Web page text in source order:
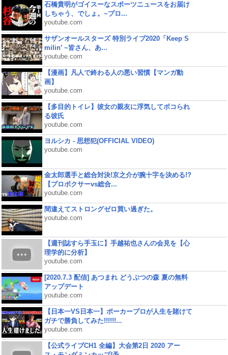
石橋貴明がゴイスーなスポーツニュースをお届け
しちゃう、でしょ。~プロ...
youtube.com
サザンオールスターズ 特別ライブ2020「Keep S
milin’ ~皆さん、あ...
youtube.com
【漫画】凡人で終わる人の悪い習慣【マンガ動
画】
youtube.com
【多目的トイレ】彼女の親友に浮気してボコられ
る彼氏
youtube.com
ヨルシカ - 思想犯(OFFICIAL VIDEO)
youtube.com
金太郎選手と総合対決!京之介が腕十字を決める!?
【プロボクサーvs総合...
youtube.com
間違えてストロングゼロ買い過ぎた。
youtube.com
【週刊誌すら手玉に】手越祐也さんの会見を【心
理学的に分析】
youtube.com
[2020.7.3 配信] あつまれ どうぶつの森 夏の無料
アップデート
youtube.com
【日本一VS日本一】ポーカープロが人生を賭けて
ガチで勝負してみた!!!!!!...
youtube.com
【公式ライブCH1 全編】大会第2日 2020 アー